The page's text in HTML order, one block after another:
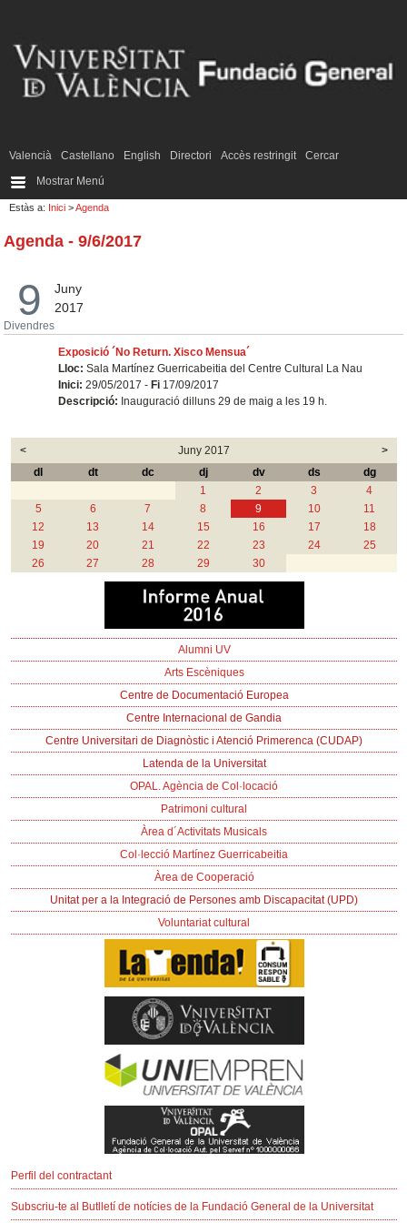
Valencià Castellano English Directori Accès restringit
Cercar
Mostrar Menú
Estàs a: Inici >Agenda
Agenda - 9/6/2017
9
Divendres
Juny
2017
Exposició ´No Return. Xisco Mensua´
Lloc: Sala Martínez Guerricabeitia del Centre Cultural La Nau
Inici: 29/05/2017 - Fi 17/09/2017
Descripció: Inauguració dilluns 29 de maig a les 19 h.
< Juny 2017
>
dl
dt dc dj dv ds
dg
1
2 3
4
5
6 7 8 9 10
11
12
13 14 15 16 17
18
19
20 21 22 23 24
25
26
27 28 29 30
Alumni UV
Arts Escèniques
Centre de Documentació Europea
Centre Internacional de Gandia
Centre Universitari de Diagnòstic i Atenció Primerenca (CUDAP)
Latenda de la Universitat
OPAL. Agència de Col·locació
Patrimoni cultural
Àrea d´Activitats Musicals
Col·lecció Martínez Guerricabeitia
Àrea de Cooperació
Unitat per a la Integració de Persones amb Discapacitat (UPD)
Voluntariat cultural
Perfil del contractant
Subscriu-te al Butlletí de notícies de la Fundació General de la Universitat